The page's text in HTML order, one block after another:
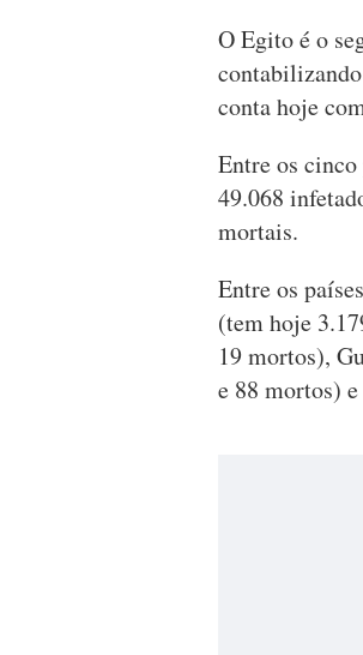
O Egito é o
conta hoje
Entre os
49.068
mortais.
Entre os
(tem hoje
19 mortos),
e 88 mortos)